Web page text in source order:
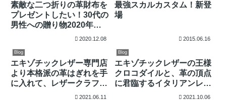
素敵な二つ折りの革財布を
プレゼントしたい！30代の
男性への贈り物2020年専
門店が選ぶ厳選10アイテム
2020.12.08
最強スカルカスタム！新登
場
2015.06.16
Blog
エキゾチックレザー専門店
より本格派の革はぎれを手
に入れて、レザークラフト
2021.06.11
Blog
エキゾチックレザーの王様
クロコダイルと、革の頂点
に君臨するイタリアンレザ
ーのフュージョンウォレッ
2021.10.06